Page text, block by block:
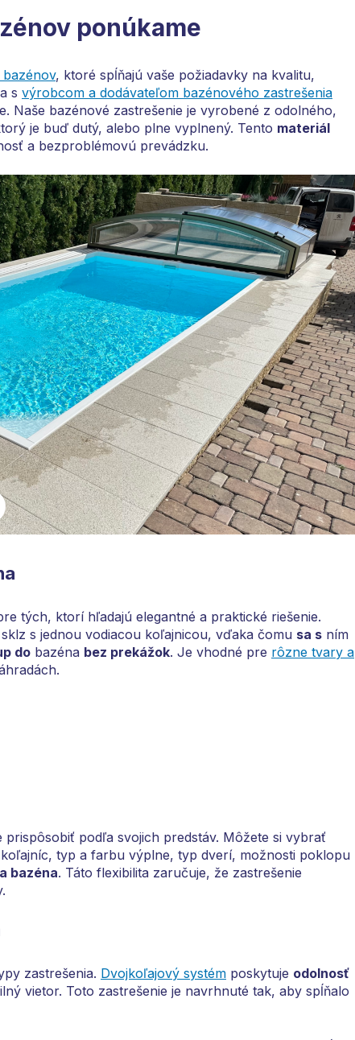
ponúkame
, ktoré spĺňajú vaše požiadavky na kvalitu,
s výrobcom a dodávateľom bazénového zastrešenia
Naše bazénové zastrešenie je vyrobené z odolného,
je buď dutý, alebo plne vyplnený. Tento materiál
a bezproblémovú prevádzku.
tých, ktorí hľadajú elegantné a praktické riešenie.
sklz s jednou vodiacou koľajnicou, vďaka čomu sa s ním
do bazéna bez prekážok. Je vhodné pre rôzne tvary a
prispôsobiť podľa svojich predstáv. Môžete si vybrať
typ a farbu výplne, typ dverí, možnosti poklopu
bazéna. Táto flexibilita zaručuje, že zastrešenie
zastrešenia. Dvojkoľajový systém poskytuje odolnosť
vietor. Toto zastrešenie je navrhnuté tak, aby spĺňalo